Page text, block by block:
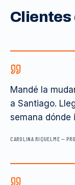
Clientes
Mandé la
a Santiago.
semana dónde
CAROLINA RIQUELME —